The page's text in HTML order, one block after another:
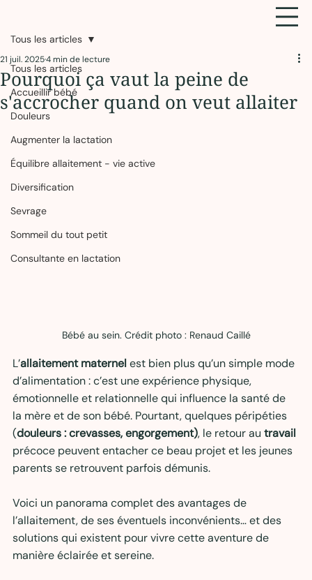
Tous les articles
Accueillir bébé
Douleurs
Augmenter la lactation
Équilibre allaitement - vie active
Diversification
Sevrage
Sommeil du tout petit
Consultante en lactation
Tous les articles
Pourquoi ça vaut la peine de
s'accrocher quand on veut allaiter
21 juil. 20254 min de lecture
Bébé au sein. Crédit photo : Renaud Caillé
L’allaitement maternel est bien plus qu’un simple mode
d’alimentation : c’est une expérience physique,
émotionnelle et relationnelle qui influence la santé de
la mère et de son bébé. Pourtant, quelques péripéties
(douleurs : crevasses, engorgement), le retour au travail
précoce peuvent entacher ce beau projet et les jeunes
parents se retrouvent parfois démunis.
Voici un panorama complet des avantages de
l’allaitement, de ses éventuels inconvénients… et des
solutions qui existent pour vivre cette aventure de
manière éclairée et sereine.